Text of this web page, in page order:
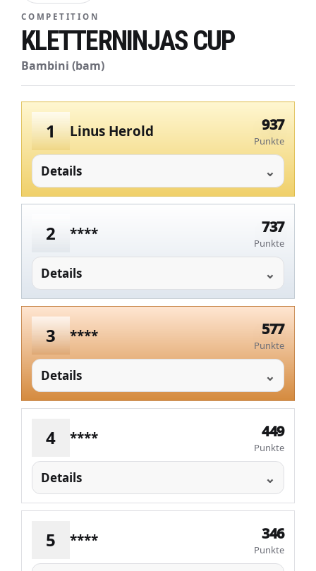
COMPETITION
KLETTERNINJAS CUP
Bambini (bam)
1 Linus Herold 937
Punkte
Details
2 **** 737
Punkte
Details
3 **** 577
Punkte
Details
4 **** 449
Punkte
Details
5 **** 346
Punkte